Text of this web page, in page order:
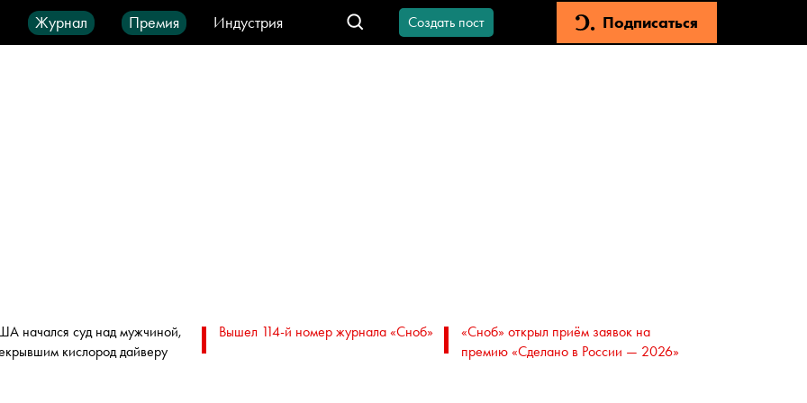
Журнал Премия
Индустрия
Город IT-продукты
Создать пост Подписаться
начался суд над мужчиной,
кислород дайверу
Вышел 114-й номер журнала «Сноб»
«Сноб» открыл приём заявок на
премию «Сделано в России — 2026»